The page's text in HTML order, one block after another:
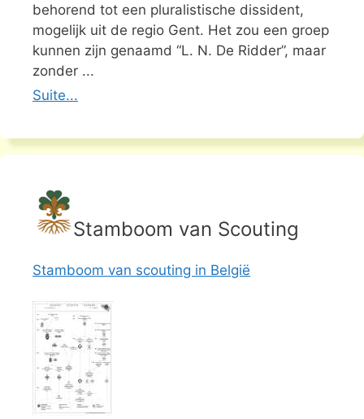
behorend tot een pluralistische dissident,
mogelijk uit de regio Gent. Het zou een groep
kunnen zijn genaamd “L. N. De Ridder”, maar
zonder ...
Suite...
Stamboom van Scouting
Stamboom van scouting in België